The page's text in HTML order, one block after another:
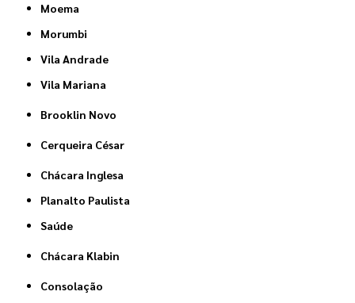
Moema
Morumbi
Vila Andrade
Vila Mariana
Brooklin Novo
Cerqueira César
Chácara Inglesa
Planalto Paulista
Saúde
Chácara Klabin
Consolação